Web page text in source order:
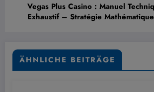
Vegas Plus Casino : Manuel
Exhaustif – Stratégie
ÄHNLICHE BEITRÄGE